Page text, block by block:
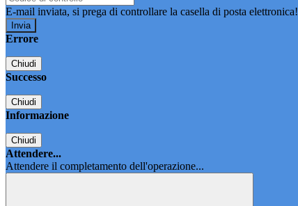
E-mail inviata, si prega di controllare la casella di posta elettronica!
Errore
Chiudi
Successo
Chiudi
Informazione
Chiudi
Attendere...
Attendere il completamento dell'operazione...